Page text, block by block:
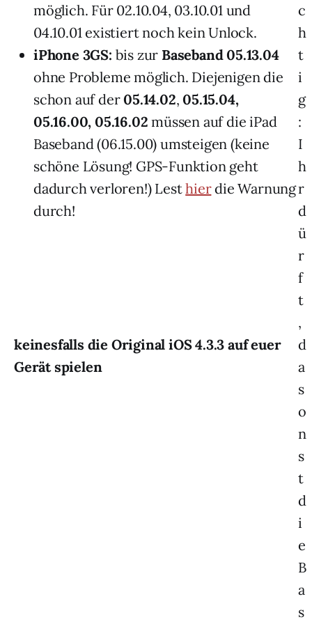
möglich. Für 02.10.04, 03.10.01 und
04.10.01 existiert noch kein Unlock.
iPhone 3GS: bis zur Baseband 05.13.04
ohne Probleme möglich. Diejenigen die
schon auf der05.14.02,05.15.04,
05.16.00, 05.16.02müssen auf die iPad
Baseband (06.15.00) umsteigen (keine
schöne Lösung! GPS-Funktion geht
dadurch verloren!) Lesthierdie Warnung
durch!
c
h
t
i
g
:
I
h
r
d
ü
r
f
t
keinesfalls die Original iOS 4.3.3 auf euer
Gerät spielen
,
d
a
s
o
n
s
t
d
i
e
B
a
s